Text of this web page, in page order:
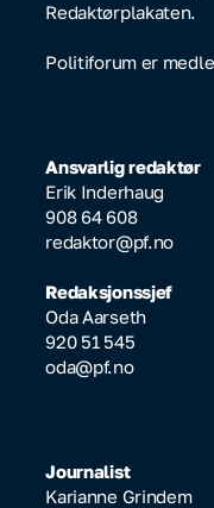
Redaktørplakaten.
Politiforum er
Ansvarlig redaktør
Erik Inderhaug
908 64 608
redaktor@pf.no
Redaksjonssjef
Oda Aarseth
920 51 545
oda@pf.no
Journalist
Karianne Grindem